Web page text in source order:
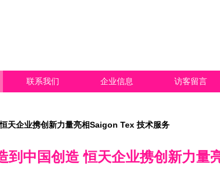
联系我们 企业信息 访客留言
天企业携创新力量亮相Saigon Tex 技术服务
到中国创造 恒天企业携创新力量